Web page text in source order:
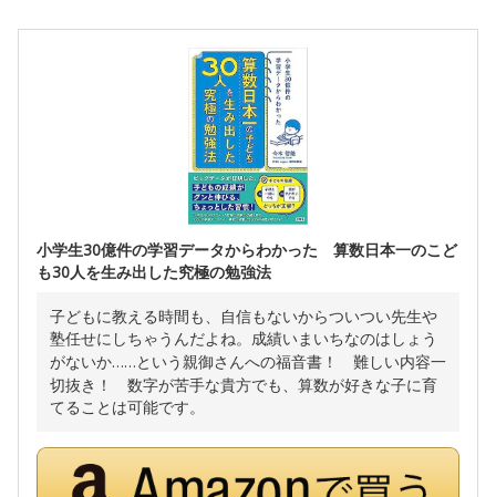
小学生30億件の学習データからわかった 算数日本一のこど
も30人を生み出した究極の勉強法
子どもに教える時間も、自信もないからついつい先生や
塾任せにしちゃうんだよね。成績いまいちなのはしょう
がないか……という親御さんへの福音書！ 難しい内容一
切抜き！ 数字が苦手な貴方でも、算数が好きな子に育
てることは可能です。